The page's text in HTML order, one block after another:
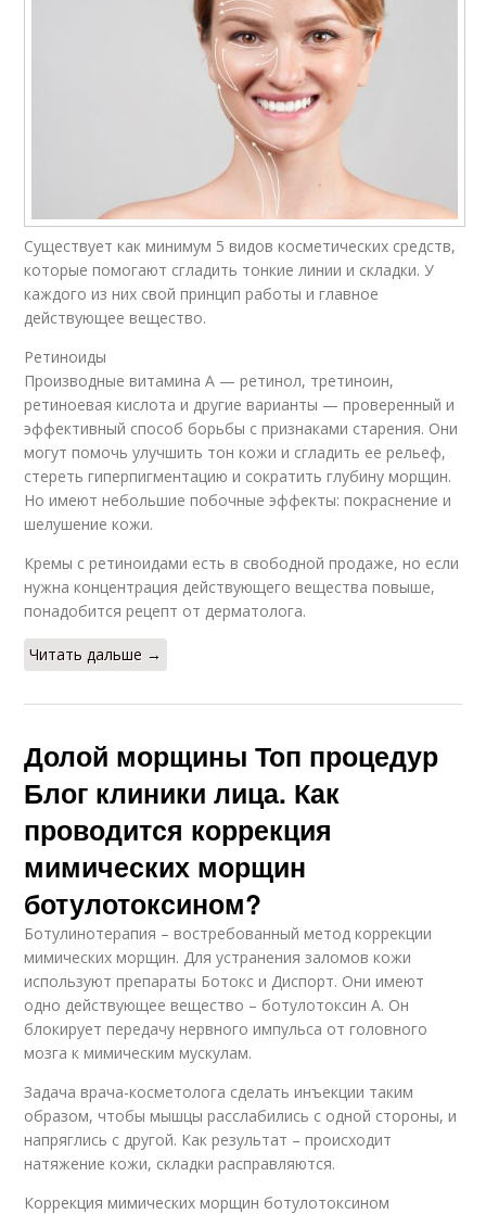
Существует как минимум 5 видов косметических средств,
которые помогают сгладить тонкие линии и складки. У
каждого из них свой принцип работы и главное
действующее вещество.
Ретиноиды
Производные витамина А — ретинол, третиноин,
ретиноевая кислота и другие варианты — проверенный и
эффективный способ борьбы с признаками старения. Они
могут помочь улучшить тон кожи и сгладить ее рельеф,
стереть гиперпигментацию и сократить глубину морщин.
Но имеют небольшие побочные эффекты: покраснение и
шелушение кожи.
Кремы с ретиноидами есть в свободной продаже, но если
нужна концентрация действующего вещества повыше,
понадобится рецепт от дерматолога.
Читать дальше →
Долой морщины Топ процедур
Блог клиники лица. Как
проводится коррекция
мимических морщин
ботулотоксином?
Ботулинотерапия – востребованный метод коррекции
мимических морщин. Для устранения заломов кожи
используют препараты Ботокс и Диспорт. Они имеют
одно действующее вещество – ботулотоксин А. Он
блокирует передачу нервного импульса от головного
мозга к мимическим мускулам.
Задача врача-косметолога сделать инъекции таким
образом, чтобы мышцы расслабились с одной стороны, и
напряглись с другой. Как результат – происходит
натяжение кожи, складки расправляются.
Коррекция мимических морщин ботулотоксином